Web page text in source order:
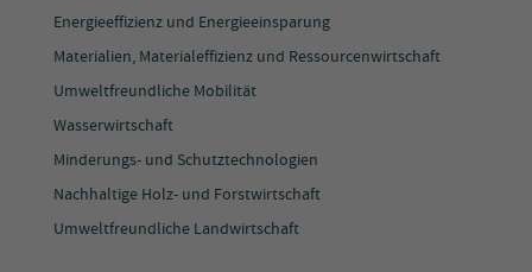
Energieeffizienz und Energieeinsparung
Materialien, Materialeffizienz und Ressourcenwirtschaft
Umweltfreundliche Mobilität
Wasserwirtschaft
Minderungs- und Schutztechnologien
Nachhaltige Holz- und Forstwirtschaft
Umweltfreundliche Landwirtschaft